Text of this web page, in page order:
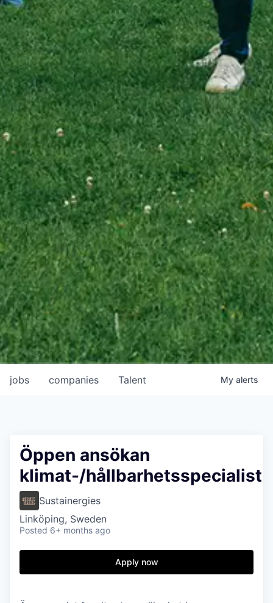
jobs companies Talent My alerts
Öppen ansökan
klimat-/hållbarhetsspecialist
Sustainergies
Linköping, Sweden
Posted 6+ months ago
Apply now